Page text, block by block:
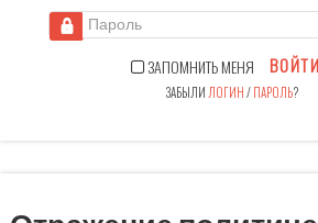
Пароль
ЗАПОМНИТЬ МЕНЯ ВОЙТИ
ЗАБЫЛИ ЛОГИН/ПАРОЛЬ?